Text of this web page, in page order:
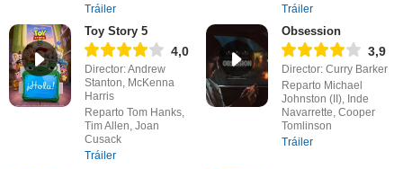
Tráiler
Tráiler
Toy Story 5
4,0
Director: Andrew
Stanton, McKenna
Harris
Reparto Tom Hanks,
Tim Allen, Joan
Cusack
Tráiler
Obsession
3,9
Director: Curry Barker
Reparto Michael
Johnston (II), Inde
Navarrette, Cooper
Tomlinson
Tráiler